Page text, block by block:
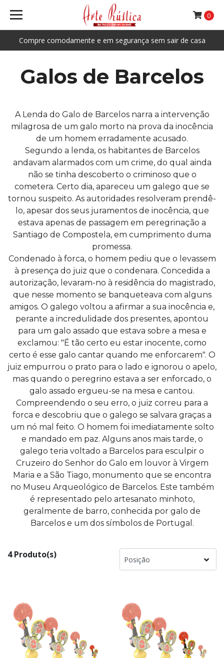
Compre comodamente e em segurança sem sair de casa
0
Galos de Barcelos
A Lenda do Galo de Barcelos narra a intervenção
milagrosa de um galo morto na prova da inocência
de um homem erradamente acusado.
Segundo a lenda, os habitantes de Barcelos
andavam alarmados com um crime, do qual ainda
não se tinha descoberto o criminoso que o
cometera. Certo dia, apareceu um galego que se
tornou suspeito. As autoridades resolveram prendê-
lo, apesar dos seus juramentos de inocência, que
estava apenas de passagem em peregrinação a
Santiago de Compostela, em cumprimento duma
promessa.
Condenado à forca, o homem pediu que o levassem
à presença do juiz que o condenara. Concedida a
autorização, levaram-no à residência do magistrado,
que nesse momento se banqueteava com alguns
amigos. O galego voltou a afirmar a sua inocência e,
perante a incredulidade dos presentes, apontou
para um galo assado que estava sobre a mesa e
exclamou: "É tão certo eu estar inocente, como
certo é esse galo cantar quando me enforcarem". O
juiz empurrou o prato para o lado e ignorou o apelo,
mas quando o peregrino estava a ser enforcado, o
galo assado ergueu-se na mesa e cantou.
Compreendendo o seu erro, o juiz correu para a
forca e descobriu que o galego se salvara graças a
um nó mal feito. O homem foi imediatamente solto
e mandado em paz. Alguns anos mais tarde, o
galego teria voltado a Barcelos para esculpir o
Cruzeiro do Senhor do Galo em louvor à Virgem
Maria e a São Tiago, monumento que se encontra
no Museu Arqueológico de Barcelos. Este também
é representado pelo artesanato minhoto,
geralmente de barro, conhecida por galo de
Barcelos e um dos símbolos de Portugal.
4 Produto(s)